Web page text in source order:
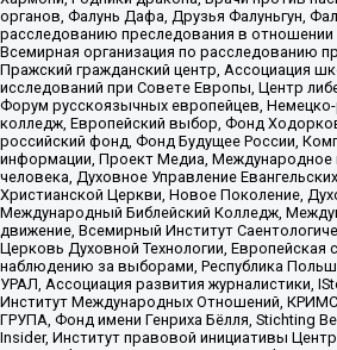
органов, Фалунь Дафа, Друзья Фалуньгун,
расследованию преследования в отношении
Всемирная организация по расследованию
Пражский гражданский центр, Ассоциация
исследований при Совете Европы, Центр
Форум русскоязычных европейцев,
колледж, Европейский выбор, Фонд
российский фонд, Фонд Будущее России,
информации, Проект Медиа, Международное
человека, Духовное Управление
Христианской Церкви, Новое Поколение,
Международный Библейский Колледж,
движение, Всемирный Институт
Церковь Духовной Технологии, Европейская
наблюдению за выборами, Республика
УРАЛ, Ассоциация развития журналистики,
Институт Международных Отношений,
ГРУПА, Фонд имени Генриха Бёлля, Stichting
Insider, Институт правовой инициативы